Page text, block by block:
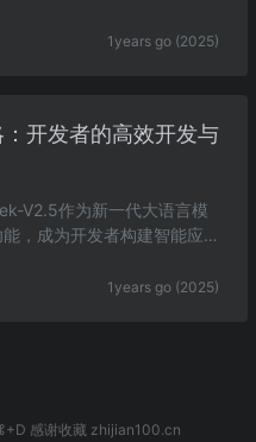
1years go (2025)
开发者的高效开发与
V2.5作为新一代大语言模
，成为开发者构建智能应用
1years go (2025)
感谢收藏 zhijian100.cn